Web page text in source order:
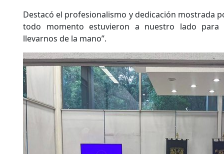
Destacó el profesionalismo y dedicación mostrada
todo momento estuvieron a nuestro lado para
llevarnos de la mano”.